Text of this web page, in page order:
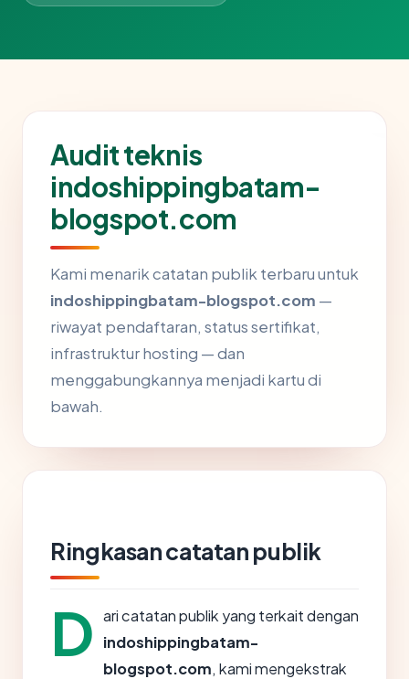
Audit teknis
indoshippingbatam-
blogspot.com
Kami menarik catatan publik terbaru untuk
indoshippingbatam-blogspot.com —
riwayat pendaftaran, status sertifikat,
infrastruktur hosting — dan
menggabungkannya menjadi kartu di
bawah.
Ringkasan catatan publik
D ari catatan publik yang terkait dengan
indoshippingbatam-
blogspot.com, kami mengekstrak